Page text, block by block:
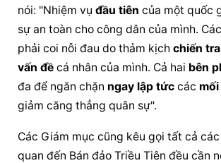
nói: "Nhiệm vụ đầu tiên của một quốc
sự an toàn cho công dân của mình. Các
phải coi nỗi đau do thảm kịch chiến
vấn đề cá nhân của mình. Cả hai bên
đa để ngăn chặn ngay lập tức các
giảm căng thẳng quân sự".
Các Giám mục cũng kêu gọi tất cả
quan đến Bán đảo Triều Tiên đều cần